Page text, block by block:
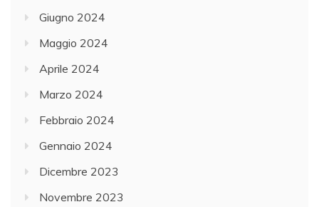
Giugno 2024
Maggio 2024
Aprile 2024
Marzo 2024
Febbraio 2024
Gennaio 2024
Dicembre 2023
Novembre 2023